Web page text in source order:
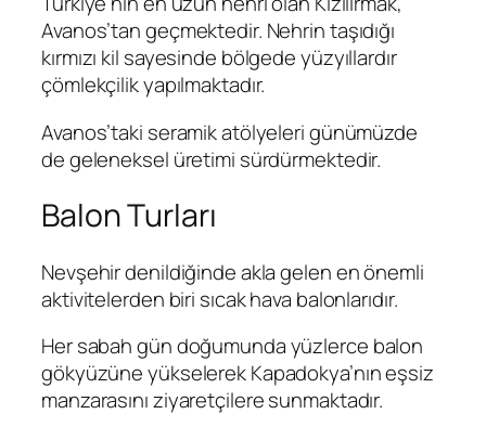
Avanos’tan geçmektedir. Nehrin taşıdığı
kırmızı kil sayesinde bölgede yüzyıllardır
çömlekçilik yapılmaktadır.
Avanos’taki seramik atölyeleri günümüzde
de geleneksel üretimi sürdürmektedir.
Balon Turları
Nevşehir denildiğinde akla gelen en önemli
aktivitelerden biri sıcak hava balonlarıdır.
Her sabah gün doğumunda yüzlerce balon
gökyüzüne yükselerek Kapadokya’nın eşsiz
manzarasını ziyaretçilere sunmaktadır.